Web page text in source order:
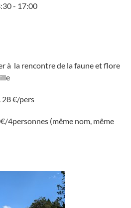
- 17:00
à la rencontre de la faune et flore
28 €/pers
4personnes (même nom, même